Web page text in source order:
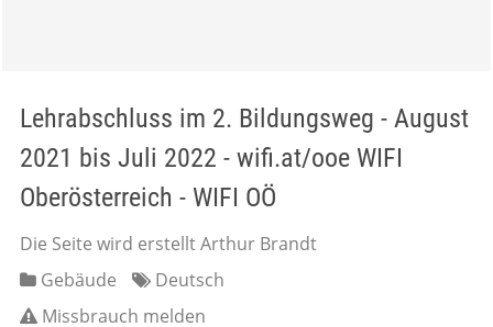
Lehrabschluss im 2. Bildungsweg - August
2021 bis Juli 2022 - wifi.at/ooe WIFI
Oberösterreich - WIFI OÖ
Die Seite wird erstellt Arthur Brandt
Gebäude
Deutsch
Missbrauch melden